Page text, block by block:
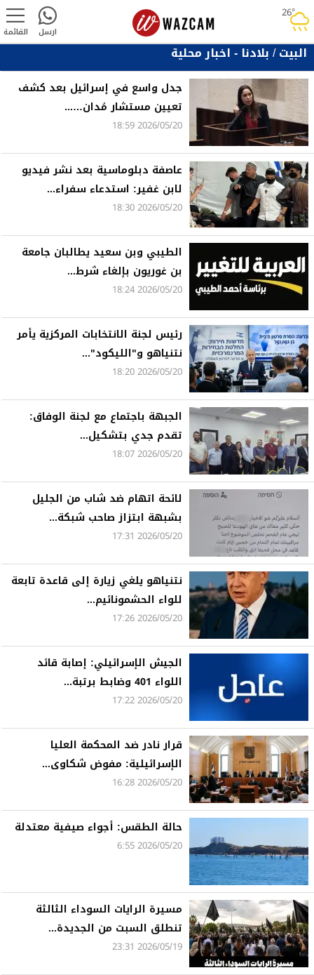
26°rainy القائمة ارسل
البيت/بلادنا - اخبار محلية
جدل واسع في إسرائيل بعد كشف
تعيين مستشار مُدان…...
2026/05/20 18:59
عاصفة دبلوماسية بعد نشر فيديو
لابن غفير: استدعاء سفراء...
2026/05/20 18:30
الطيبي وبن سعيد يطالبان جامعة
بن غوريون بإلغاء شرط...
2026/05/20 18:24
رئيس لجنة الانتخابات المركزية يأمر
نتنياهو و"الليكود"...
2026/05/20 18:20
الجبهة باجتماع مع لجنة الوفاق:
تقدم جدي بتشكيل...
2026/05/20 18:07
لائحة اتهام ضد شاب من الجليل
بشبهة ابتزاز صاحب شبكة...
2026/05/20 17:31
نتنياهو يلغي زيارة إلى قاعدة تابعة
للواء الحشمونائيم...
2026/05/20 17:26
الجيش الإسرائيلي: إصابة قائد
اللواء 401 وضابط برتبة...
2026/05/20 17:22
قرار نادر ضد المحكمة العليا
الإسرائيلية: مفوض شكاوى...
2026/05/20 16:28
حالة الطقس: أجواء صيفية معتدلة
2026/05/20 6:55
مسيرة الرايات السوداء الثالثة
تنطلق السبت من الجديدة...
2026/05/19 23:31